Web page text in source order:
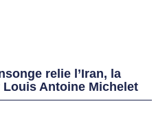
relie l’Iran, la
Antoine Michelet